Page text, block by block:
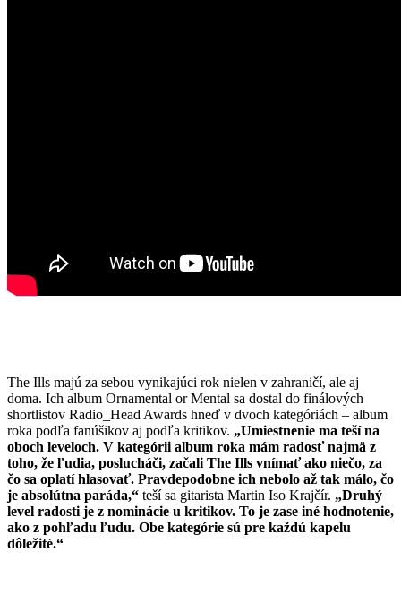
The Ills majú za sebou vynikajúci rok nielen v zahraničí, ale aj
doma. Ich album Ornamental or Mental sa dostal do finálových
shortlistov Radio_Head Awards hneď v dvoch kategóriách – album
roka podľa fanúšikov aj podľa kritikov. „Umiestnenie ma teší na
oboch leveloch. V kategórii album roka mám radosť najmä z
toho, že ľudia, poslucháči, začali The Ills vnímať ako niečo, za
čo sa oplatí hlasovať. Pravdepodobne ich nebolo až tak málo, čo
je absolútna paráda,“ teší sa gitarista Martin Iso Krajčír. „Druhý
level radosti je z nominácie u kritikov. To je zase iné hodnotenie,
ako z pohľadu ľudu. Obe kategórie sú pre každú kapelu
dôležité.“